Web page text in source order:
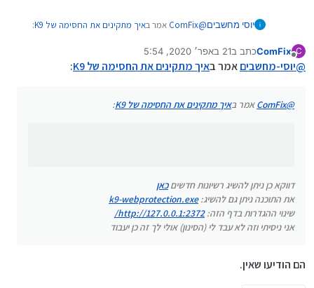
יוסי מחשבים@
ComFix אמר באיך מתקינים את החסימה של K9 :
@
2466אמר באיך מתקינים את החסימה של K9
את התוכנה ניתן גם להשיג:
שינוי ההגדרות בדף הזה:
C
ComFixכתב ב21 באפר׳ 2020, 5:54
נערך לאחרונה על ידי
@יוסי-מחשביםאמר באיך מתקינים את החסימה של K9 :
@
ComFixאמר באיך מתקינים את החסימה של K9 :
דווקא כן ניתן להשיג רשיונות חדשיםכאן
את התוכנה ניתן גם להשיג:k9-webprotection.exe
שינוי ההגדרות בדף הזה:http://127.0.0.1:2372/
אני ניסיתי וזה לא עבד לי (הסינון) אולי לך זה כן יעבוד
הם הודיעו שאין.